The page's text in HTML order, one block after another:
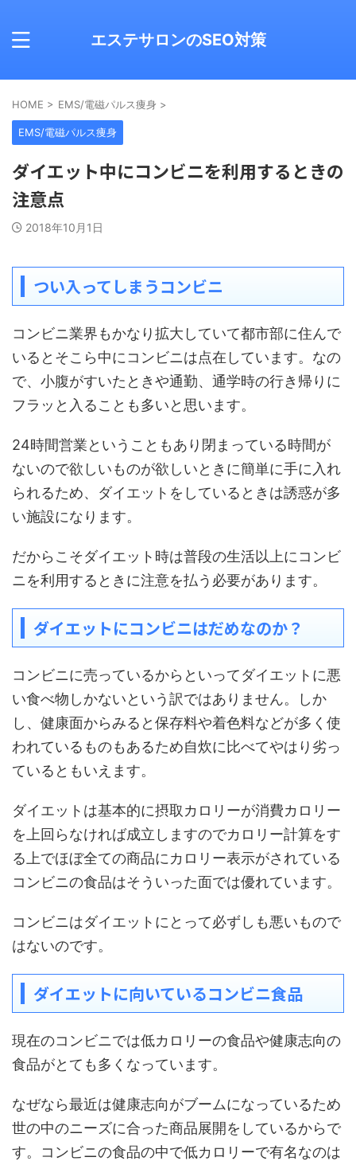
エステサロンのSEO対策
HOME > EMS/電磁パルス痩身 >
EMS/電磁パルス痩身
ダイエット中にコンビニを利用するときの
注意点
2018年10月1日
つい入ってしまうコンビニ
コンビニ業界もかなり拡大していて都市部に住んで
いるとそこら中にコンビニは点在しています。なの
で、小腹がすいたときや通勤、通学時の行き帰りに
フラッと入ることも多いと思います。
24時間営業ということもあり閉まっている時間が
ないので欲しいものが欲しいときに簡単に手に入れ
られるため、ダイエットをしているときは誘惑が多
い施設になります。
だからこそダイエット時は普段の生活以上にコンビ
ニを利用するときに注意を払う必要があります。
ダイエットにコンビニはだめなのか？
コンビニに売っているからといってダイエットに悪
い食べ物しかないという訳ではありません。しか
し、健康面からみると保存料や着色料などが多く使
われているものもあるため自炊に比べてやはり劣っ
ているともいえます。
ダイエットは基本的に摂取カロリーが消費カロリー
を上回らなければ成立しますのでカロリー計算をす
る上でほぼ全ての商品にカロリー表示がされている
コンビニの食品はそういった面では優れています。
コンビニはダイエットにとって必ずしも悪いもので
はないのです。
ダイエットに向いているコンビニ食品
現在のコンビニでは低カロリーの食品や健康志向の
食品がとても多くなっています。
なぜなら最近は健康志向がブームになっているため
世の中のニーズに合った商品展開をしているからで
す。コンビニの食品の中で低カロリーで有名なのは